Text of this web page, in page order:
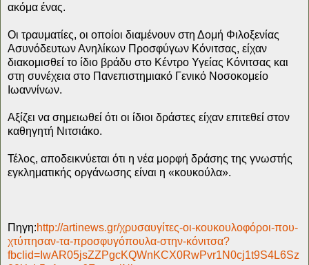
ακόμα ένας.
Οι τραυματίες, οι οποίοι διαμένουν στη Δομή Φιλοξενίας
Ασυνόδευτων Ανηλίκων Προσφύγων Κόνιτσας, είχαν
διακομισθεί το ίδιο βράδυ στο Κέντρο Υγείας Κόνιτσας και
στη συνέχεια στο Πανεπιστημιακό Γενικό Νοσοκομείο
Ιωαννίνων.
Αξίζει να σημειωθεί ότι οι ίδιοι δράστες είχαν επιτεθεί στον
καθηγητή Νιτσιάκο.
Τέλος, αποδεικνύεται ότι η νέα μορφή δράσης της γνωστής
εγκληματικής οργάνωσης είναι η «κουκούλα».
Πηγη:http://artinews.gr/χρυσαυγίτες-οι-κουκουλοφόροι-που-
χτύπησαν-τα-προσφυγόπουλα-στην-κόνιτσα?
fbclid=IwAR05jsZZPgcKQWnKCX0RwPvr1N0cj1t9S4L6Sz